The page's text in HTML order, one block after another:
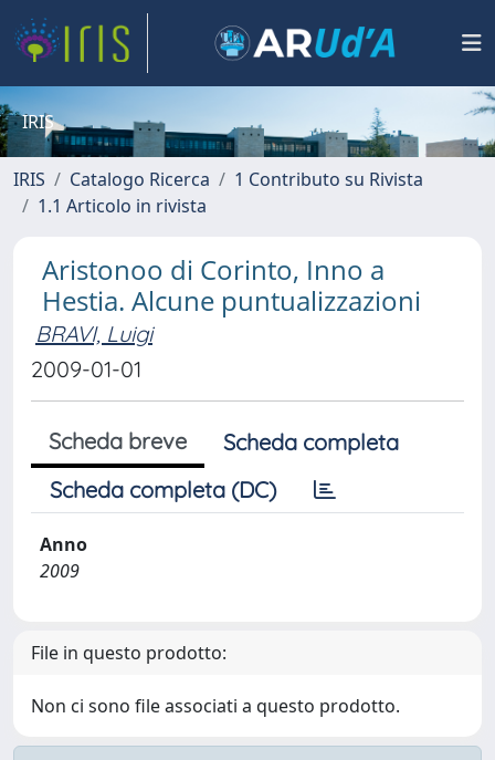
IRIS
IRIS Catalogo Ricerca
1 Contributo su Rivista
1.1 Articolo in rivista
Aristonoo di Corinto, Inno a
Hestia. Alcune puntualizzazioni
BRAVI, Luigi
2009-01-01
Scheda breve
Scheda completa
Scheda completa (DC)
Anno
2009
File in questo prodotto:
Non ci sono file associati a questo prodotto.